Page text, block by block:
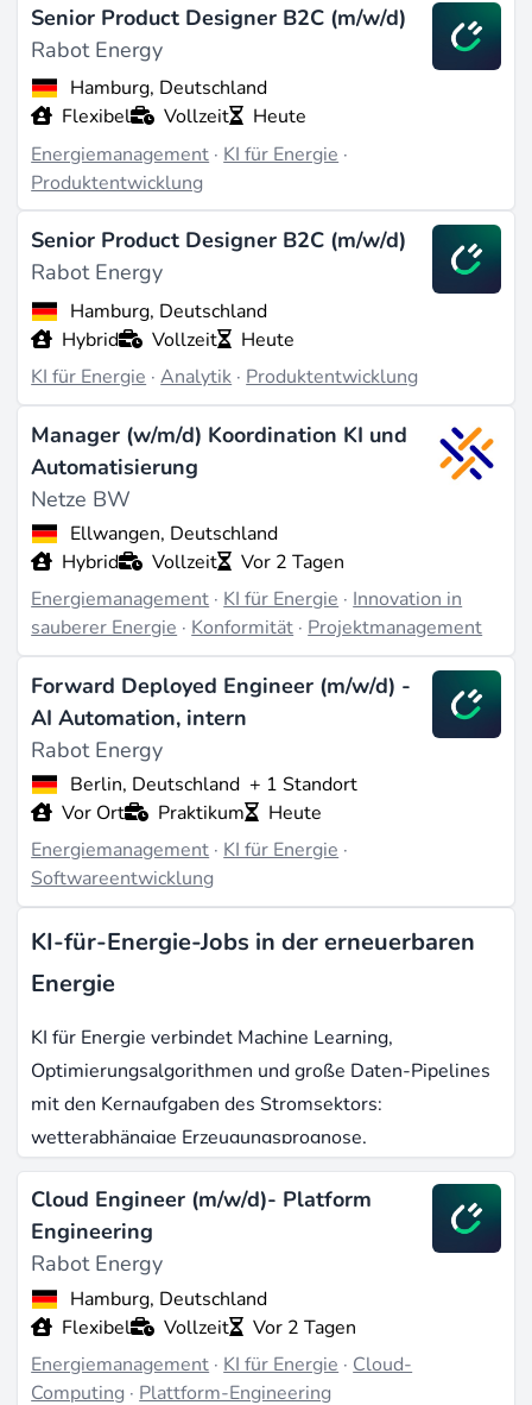
Senior Product Designer B2C (m/w/d)
Rabot Energy
Hamburg, Deutschland
Flexibel
Vollzeit
Heute
Energiemanagement · KI für Energie ·
Produktentwicklung
Senior Product Designer B2C (m/w/d)
Rabot Energy
Hamburg, Deutschland
Hybrid
Vollzeit
Heute
KI für Energie ·Analytik · Produktentwicklung
Manager (w/m/d) Koordination KI und
Automatisierung
Netze BW
Ellwangen, Deutschland
Hybrid
Vollzeit
Vor 2 Tagen
Energiemanagement · KI für Energie · Innovation in
sauberer Energie · Konformität · Projektmanagement
Forward Deployed Engineer (m/w/d) -
AI Automation, intern
Rabot Energy
Berlin, Deutschland + 1 Standort
Vor Ort
Praktikum
Heute
Energiemanagement · KI für Energie ·
Softwareentwicklung
KI-für-Energie-Jobs in der erneuerbaren
Energie
KI für Energie verbindet Machine Learning,
Optimierungsalgorithmen und große Daten-Pipelines
mit den Kernaufgaben des Stromsektors:
wetterabhängige Erzeugungsprognose,
Netzbalancierung, Ausfallprognose von Anlagen, Day-
Ahead-Bidding und Verbraucherflexibilität. Der
europäische Markt für KI in der Energiewirtschaft
erreichte 2025 rund eine Milliarde Euro; prognostiziert
ist bis 2034 ein nahezu zehnfaches Wachstum, und
das Segment Erneuerbaren-Management beansprucht
bereits etwa 35 Prozent der Ausgaben.
Cloud Engineer (m/w/d)- Platform
Engineering
Rabot Energy
Hamburg, Deutschland
Flexibel
Vollzeit
Vor 2 Tagen
Energiemanagement · KI für Energie · Cloud-
Computing · Plattform-Engineering